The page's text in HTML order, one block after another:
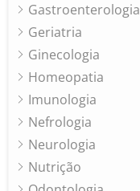
Gastroenterologia
Geriatria
Ginecologia
Homeopatia
Imunologia
Nefrologia
Neurologia
Nutrição